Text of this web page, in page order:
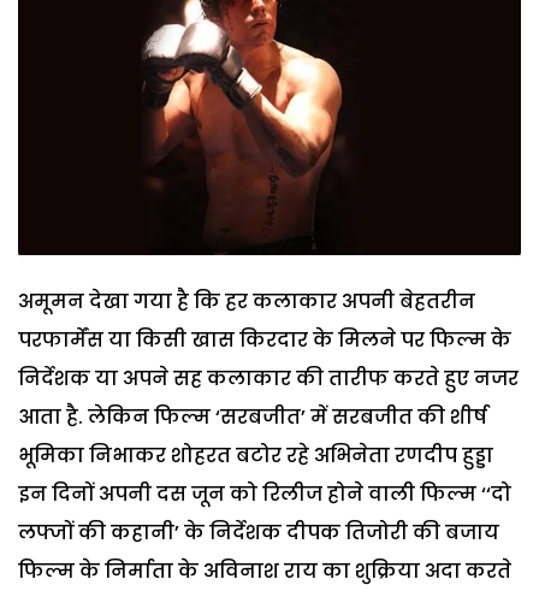
अमूमन देखा गया है कि हर कलाकार अपनी बेहतरीन
परफार्मेंस या किसी खास किरदार के मिलने पर फिल्म के
निर्देशक या अपने सह कलाकार की तारीफ करते हुए नजर
आता है. लेकिन फिल्म ‘सरबजीत’ में सरबजीत की शीर्ष
भूमिका निभाकर शोहरत बटोर रहे अभिनेता रणदीप हुड्डा
इन दिनों अपनी दस जून को रिलीज होने वाली फिल्म ‘‘दो
लफ्जों की कहानी’ के निर्देशक दीपक तिजोरी की बजाय
फिल्म के निर्माता के अविनाश राय का शुक्रिया अदा करते